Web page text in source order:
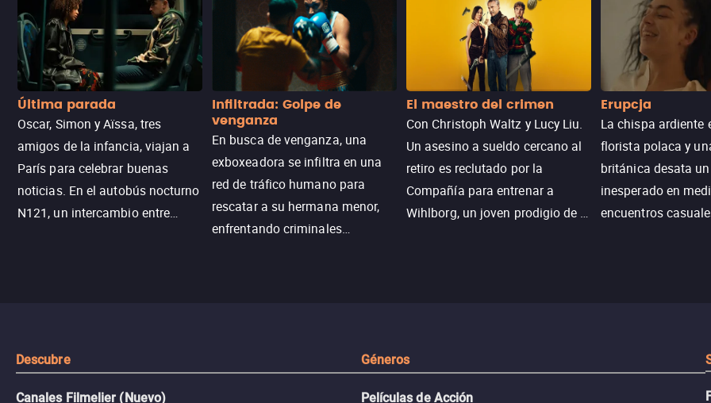
Última parada
Oscar, Simon y Aïssa, tres
amigos de la infancia, viajan a
París para celebrar buenas
noticias. En el autobús nocturno
N121, un intercambio entre
Infiltrada: Golpe de
venganza
En busca de venganza, una
exboxeadora se infiltra en una
red de tráfico humano para
rescatar a su hermana menor,
enfrentando criminales
El maestro del crimen
Con Christoph Waltz y Lucy Liu.
Un asesino a sueldo cercano al
retiro es reclutado por la
Compañía para entrenar a
Wihlborg, un joven prodigio de la
Erupcja
La chispa ardiente
florista polaca y
británica desata
inesperado en
encuentros
Descubre
Canales Filmelier (Nuevo)
Géneros
Películas de Acción